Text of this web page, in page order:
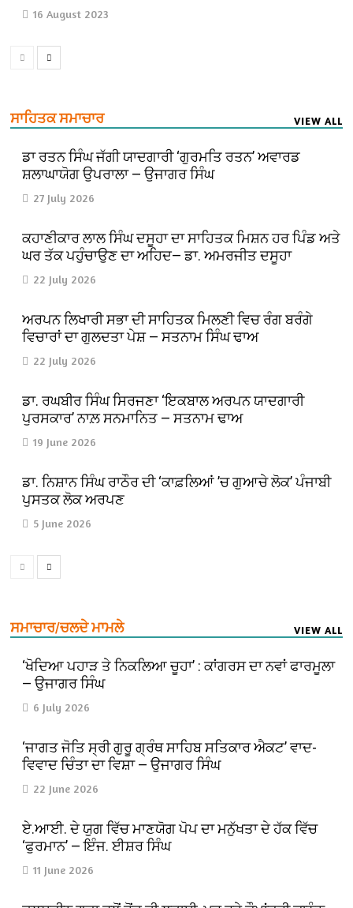
16 August 2023
ਸਾਹਿਤਕ ਸਮਾਚਾਰ VIEW ALL
ਡਾ ਰਤਨ ਸਿੰਘ ਜੱਗੀ ਯਾਦਗਾਰੀ ‘ਗੁਰਮਤਿ ਰਤਨ’ ਅਵਾਰਡ
ਸ਼ਲਾਘਾਯੋਗ ਉਪਰਾਲਾ — ਉਜਾਗਰ ਸਿੰਘ
27 July 2026
ਕਹਾਣੀਕਾਰ ਲਾਲ ਸਿੰਘ ਦਸੂਹਾ ਦਾ ਸਾਹਿਤਕ ਮਿਸ਼ਨ ਹਰ ਪਿੰਡ ਅਤੇ
ਘਰ ਤੱਕ ਪਹੁੰਚਾਉਣ ਦਾ ਅਹਿਦ— ਡਾ. ਅਮਰਜੀਤ ਦਸੂਹਾ
22 July 2026
ਅਰਪਨ ਲਿਖਾਰੀ ਸਭਾ ਦੀ ਸਾਹਿਤਕ ਮਿਲਣੀ ਵਿਚ ਰੰਗ ਬਰੰਗੇ
ਵਿਚਾਰਾਂ ਦਾ ਗੁਲਦਤਾ ਪੇਸ਼ — ਸਤਨਾਮ ਸਿੰਘ ਢਾਅ
22 July 2026
ਡਾ. ਰਘਬੀਰ ਸਿੰਘ ਸਿਰਜਣਾ ‘ਇਕਬਾਲ ਅਰਪਨ ਯਾਦਗਾਰੀ
ਪੁਰਸਕਾਰ’ ਨਾਲ਼ ਸਨਮਾਨਿਤ — ਸਤਨਾਮ ਢਾਅ
19 June 2026
ਡਾ. ਨਿਸ਼ਾਨ ਸਿੰਘ ਰਾਠੌਰ ਦੀ ‘ਕਾਫ਼ਲਿਆਂ ’ਚ ਗੁਆਚੇ ਲੋਕ’ ਪੰਜਾਬੀ
ਪੁਸਤਕ ਲੋਕ ਅਰਪਣ
5 June 2026
ਸਮਾਚਾਰ/ਚਲਦੇ ਮਾਮਲੇ VIEW ALL
‘ਖੋਦਿਆ ਪਹਾੜ ਤੇ ਨਿਕਲਿਆ ਚੂਹਾ’ : ਕਾਂਗਰਸ ਦਾ ਨਵਾਂ ਫਾਰਮੂਲਾ
— ਉਜਾਗਰ ਸਿੰਘ
6 July 2026
‘ਜਾਗਤ ਜੋਤਿ ਸ੍ਰੀ ਗੁਰੂ ਗ੍ਰੰਥ ਸਾਹਿਬ ਸਤਿਕਾਰ ਐਕਟ’ ਵਾਦ-
ਵਿਵਾਦ ਚਿੰਤਾ ਦਾ ਵਿਸ਼ਾ — ਉਜਾਗਰ ਸਿੰਘ
22 June 2026
ਏ.ਆਈ. ਦੇ ਯੁਗ ਵਿੱਚ ਮਾਣਯੋਗ ਪੋਪ ਦਾ ਮਨੁੱਖਤਾ ਦੇ ਹੱਕ ਵਿੱਚ
‘ਫੁਰਮਾਨ’ — ਇੰਜ. ਈਸ਼ਰ ਸਿੰਘ
11 June 2026